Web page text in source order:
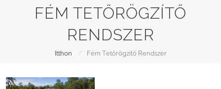
FÉM TETŐRÖGZÍTŐ
RENDSZER
Itthon / Fém Tetőrögzítő Rendszer